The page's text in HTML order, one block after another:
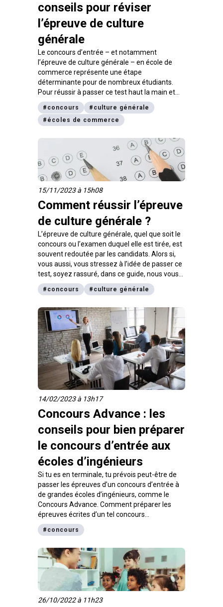
conseils pour réviser
l’épreuve de culture
générale
Le concours d’entrée – et notamment
l’épreuve de culture générale – en école de
commerce représente une étape
déterminante pour de nombreux étudiants.
Pour réussir à passer ce test haut la main et
concrétiser votre rêve de poursuite d’études
dans une grande école, il n’y a pas de secret : il
faut réviser.
# concours # culture générale
# écoles de commerce
15/11/2023 à 15h08
Comment réussir l’épreuve
de culture générale ?
L’épreuve de culture générale, quel que soit le
concours ou l’examen duquel elle est tirée, est
souvent redoutée par les candidats. Alors si,
vous aussi, vous stressez à l’idée de passer ce
test, soyez rassuré, dans ce guide, nous vous
dévoilons toutes les astuces pour réussir haut
la main !
# concours # culture générale
14/02/2023 à 13h17
Concours Advance : les
conseils pour bien préparer
le concours d’entrée aux
écoles d’ingénieurs
Si tu es en terminale, tu prévois peut-être de
passer les épreuves d’un concours d’entrée à
de grandes écoles d’ingénieurs, comme le
Concours Advance. Comment préparer les
épreuves écrites d’un tel concours
parallèlement à celles du baccalauréat ? Que
faut-il dire à l’entretien de motivation pour se
Emmanuel Hivert et Roza Lebkiri, directeur et
directrice délégués du Concours Advance, te
donnent leurs conseils.
# concours
26/10/2022 à 11h23